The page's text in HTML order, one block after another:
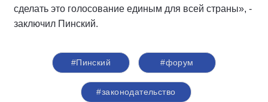
сделать это голосование единым для всей страны», -
заключил Пинский.
#Пинский #форум
#законодательство